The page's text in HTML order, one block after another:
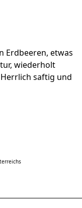
Erdbeeren, etwas
wiederholt
saftig und